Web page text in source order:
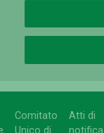
Comitato
Unico di
Atti di
notifica